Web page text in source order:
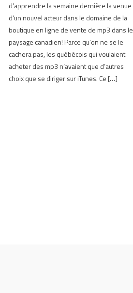
d’apprendre la semaine dernière la venue
d’un nouvel acteur dans le domaine de la
boutique en ligne de vente de mp3 dans le
paysage canadien! Parce qu’on ne se le
cachera pas, les québécois qui voulaient
acheter des mp3 n’avaient que d’autres
choix que se diriger sur iTunes. Ce […]